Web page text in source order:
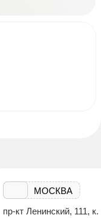
МОСКВА
пр-кт Ленинский, 111, к.